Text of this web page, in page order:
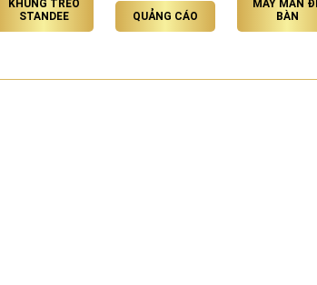
KHUNG TREO
STANDEE
QUẢNG CÁO
MAY MẮN
BÀN